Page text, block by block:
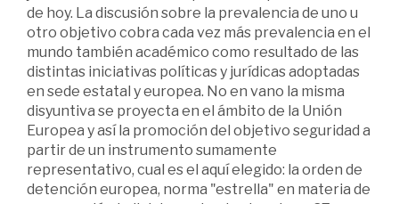
de hoy. La discusión sobre la prevalencia de uno u
otro objetivo cobra cada vez más prevalencia en el
mundo también académico como resultado de las
distintas iniciativas políticas y jurídicas adoptadas
en sede estatal y europea. No en vano la misma
disyuntiva se proyecta en el ámbito de la Unión
Europea y así la promoción del objetivo seguridad a
partir de un instrumento sumamente
representativo, cual es el aquí elegido: la orden de
detención europea, norma "estrella" en materia de